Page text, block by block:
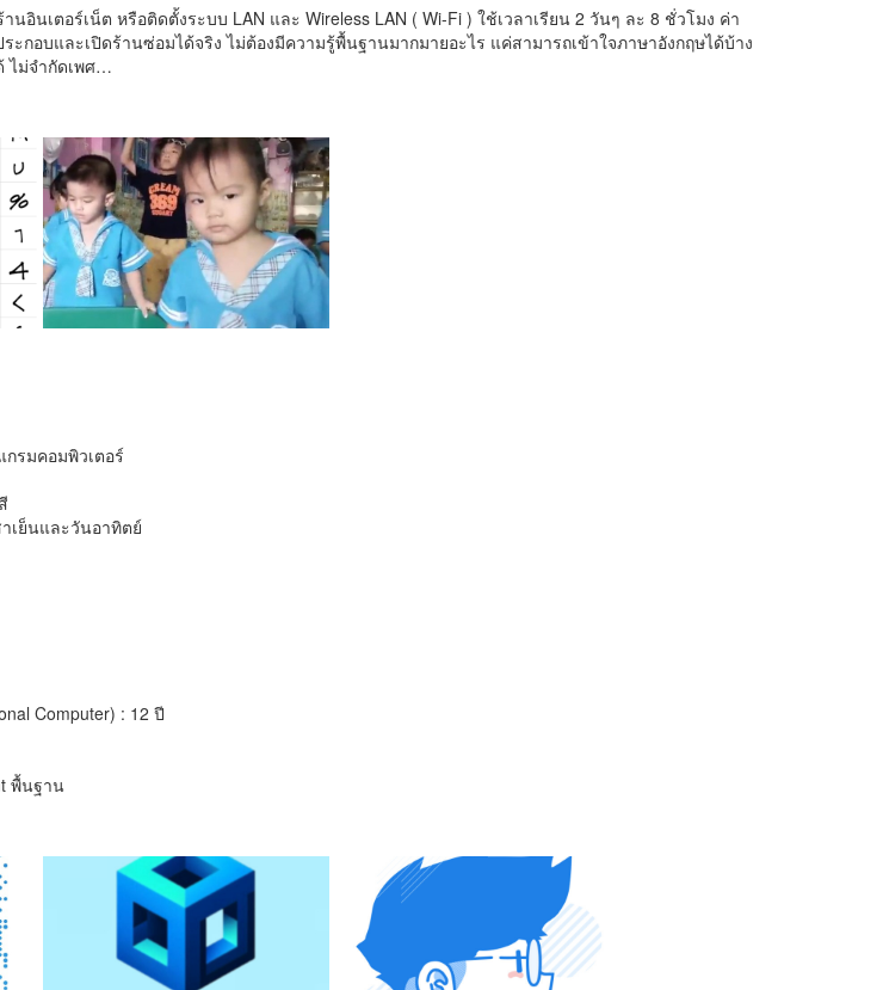
อินเตอร์เน็ต หรือติดตั้งระบบ LAN และ Wireless LAN ( Wi-Fi ) ใช้เวลาเรียน 2 วันๆ ละ 8 ชั่วโมง ค่า
ะกอบและเปิดร้านซ่อมได้จริง ไม่ต้องมีความรู้พื้นฐานมากมายอะไร แค่สามารถเข้าใจภาษาอังกฤษได้บ้าง
ไม่จำกัดเพศ…
รมคอมพิวเตอร์
เย็นและวันอาทิตย์
Computer) : 12 ปี
พื้นฐาน